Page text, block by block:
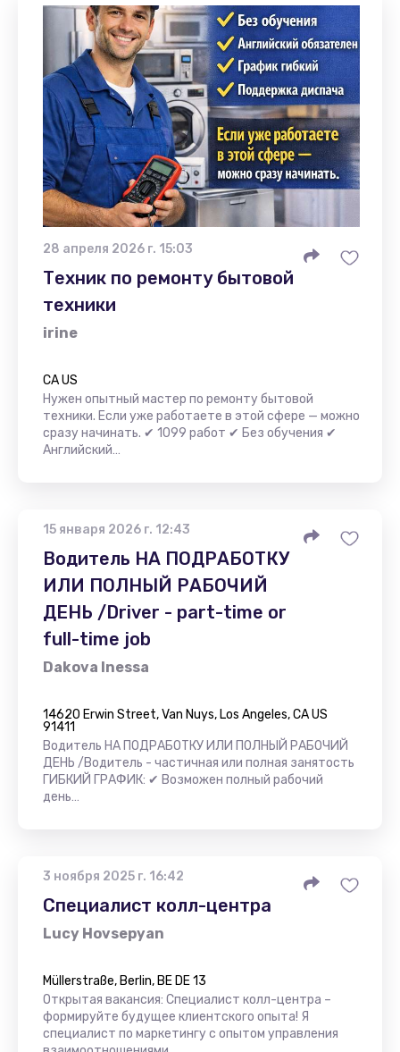
28 апреля 2026 г. 15:03
Техник по ремонту бытовой
техники
irine
CA US
Нужен опытный мастер по ремонту бытовой
техники. Если уже работаете в этой сфере — можно
сразу начинать. ✔ 1099 работ ✔ Без обучения ✔
Английский…
15 января 2026 г. 12:43
Водитель НА ПОДРАБОТКУ
ИЛИ ПОЛНЫЙ РАБОЧИЙ
ДЕНЬ /Driver - part-time or
full-time job
Dakova Inessa
14620 Erwin Street, Van Nuys, Los Angeles, CA US
91411
Водитель НА ПОДРАБОТКУ ИЛИ ПОЛНЫЙ РАБОЧИЙ
ДЕНЬ /Водитель - частичная или полная занятость
ГИБКИЙ ГРАФИК: ✔ Возможен полный рабочий
день…
3 ноября 2025 г. 16:42
Специалист колл-центра
Lucy Hovsepyan
Müllerstraße, Berlin, BE DE 13
Открытая вакансия: Специалист колл-центра –
формируйте будущее клиентского опыта! Я
специалист по маркетингу с опытом управления